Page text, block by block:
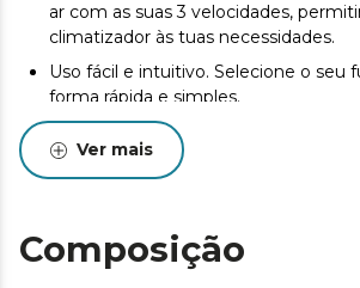
ar com as suas 3 velocidades,
climatizador às tuas necessidades.
Uso fácil e intuitivo. Selecione o seu
forma rápida e simples.
Mova-o facilmente. Equipado com
multidirecionais, este climatizador é
e posicionar em qualquer lugar,
Ventilação uniforme e homogénea. A
ajustável permite direcionar o fluxo
Ver mais
Composição